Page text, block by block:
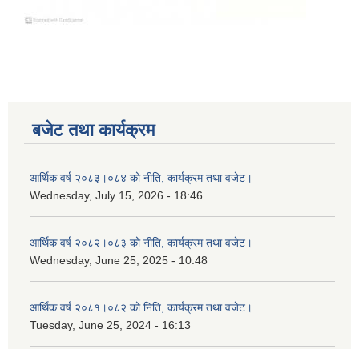
बजेट तथा कार्यक्रम
आर्थिक वर्ष २०८३।०८४ को नीति, कार्यक्रम तथा वजेट।
Wednesday, July 15, 2026 - 18:46
आर्थिक वर्ष २०८२।०८३ को नीति, कार्यक्रम तथा वजेट।
Wednesday, June 25, 2025 - 10:48
आर्थिक वर्ष २०८१।०८२ को निति, कार्यक्रम तथा वजेट।
Tuesday, June 25, 2024 - 16:13